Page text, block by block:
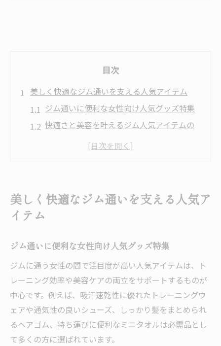
目次
美しく快適なジム通いを支える人気アイテム
ジム通いに便利な女性向け人気グッズ特集
快適さと美容を叶えるジム人気アイテムの
持ち物を見直してジム通いの満足度アップ
便利でおしゃれなジム持ち物の選び方ガイド
度
女性に人気のジムグッズと選び方のポイン
ト
ジムで快適に過ごすための持ち物リスト提
案
美しく快適なジム通いを支える人気ア
イテム
ジム通いに便利な女性向け人気グッズ特集
ジムに通う女性の間で注目度が高い人気アイテムは、ト
レーニング効率や美容ケアの両立をサポートするものが
中心です。例えば、吸汗速乾性に優れたトレーニングウ
ェアや通気性の良いシューズ、しっかり髪をまとめられ
るヘアゴム、持ち運びに便利なミニタオルは必需品とし
て多くの方に選ばれています。